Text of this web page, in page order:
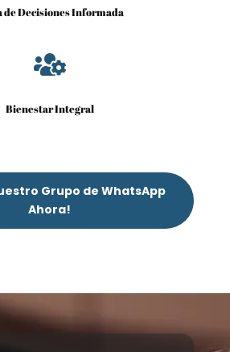
de Decisiones Informada

Bienestar Integral
Grupo de WhatsApp
Ahora!